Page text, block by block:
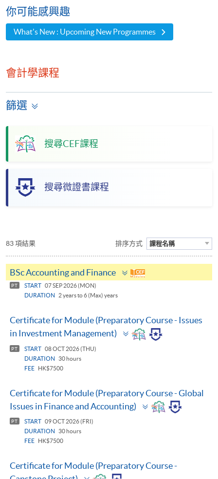
你可能感興趣
What's New : Upcoming New Programmes
會計學課程
篩選
搜尋CEF課程
搜尋微證書課程
83 項結果 排序方式 課程名稱
BSc Accounting and Finance
Toggle
panel
PT START 07 SEP 2026 (MON)
DURATION
2 years to 6 (Max) years
Certificate for Module (Preparatory Course - Issues
in Investment Management)
Toggle
panel
PT START 08 OCT 2026 (THU)
DURATION
30 hours
FEE
HK$7500
Certificate for Module (Preparatory Course - Global
Issues in Finance and Accounting)
Toggle
panel
PT START 09 OCT 2026 (FRI)
DURATION
30 hours
FEE
HK$7500
Certificate for Module (Preparatory Course -
Toggle